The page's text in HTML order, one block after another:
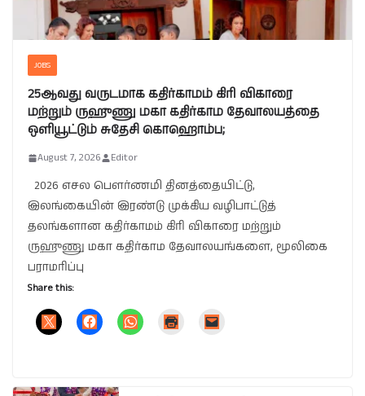
JOBS
25ஆவது வருடமாக கதிர்காமம் கிரி விகாரை
மற்றும் ருஹுணு மகா கதிர்காம தேவாலயத்தை
ஒளியூட்டும் சுதேசி கொஹொம்ப;
August 7, 2026 Editor
2026 எசல பௌர்ணமி தினத்தையிட்டு,
இலங்கையின் இரண்டு முக்கிய வழிபாட்டுத்
தலங்களான கதிர்காமம் கிரி விகாரை மற்றும்
ருஹுணு மகா கதிர்காம தேவாலயங்களை, மூலிகை
பராமரிப்பு
Share this: